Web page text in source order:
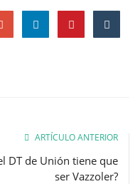
ARTÍCULO ANTERIOR
DT de Unión tiene que
ser Vazzoler?